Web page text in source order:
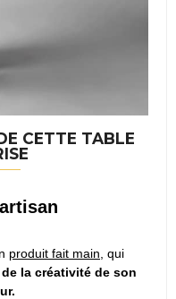
CETTE TABLE
produit fait main , qui
la créativité de son